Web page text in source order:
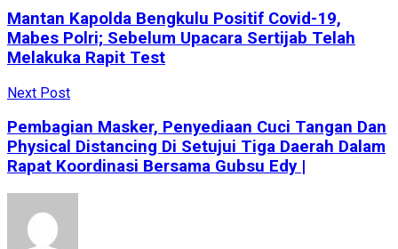
Mantan Kapolda Bengkulu Positif Covid-19,
Mabes Polri; Sebelum Upacara Sertijab Telah
Melakuka Rapit Test
Next Post
Pembagian Masker, Penyediaan Cuci Tangan Dan
Physical Distancing Di Setujui Tiga Daerah Dalam
Rapat Koordinasi Bersama Gubsu Edy |